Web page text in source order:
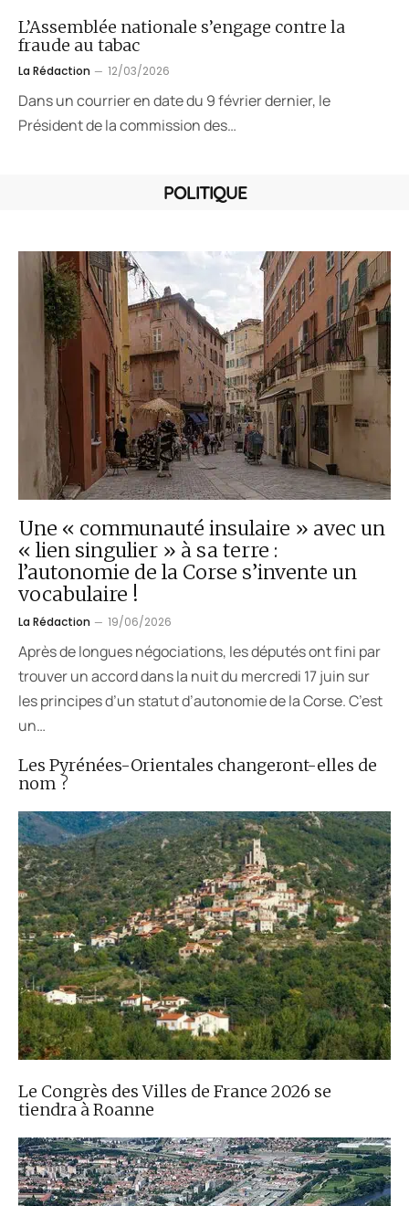
L’Assemblée nationale s’engage contre la
fraude au tabac
La Rédaction 12/03/2026
Dans un courrier en date du 9 février dernier, le
Président de la commission des…
POLITIQUE
Les Pyrénées-Orientales changeront-elles de
nom ?
Le Congrès des Villes de France 2026 se
tiendra à Roanne
Une « communauté insulaire » avec un
« lien singulier » à sa terre :
l’autonomie de la Corse s’invente un
vocabulaire !
La Rédaction 19/06/2026
Après de longues négociations, les députés ont fini par
trouver un accord dans la nuit du mercredi 17 juin sur
les principes d’un statut d’autonomie de la Corse. C’est
un…